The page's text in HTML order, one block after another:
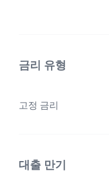
금리 유형
고정 금리
대출 만기